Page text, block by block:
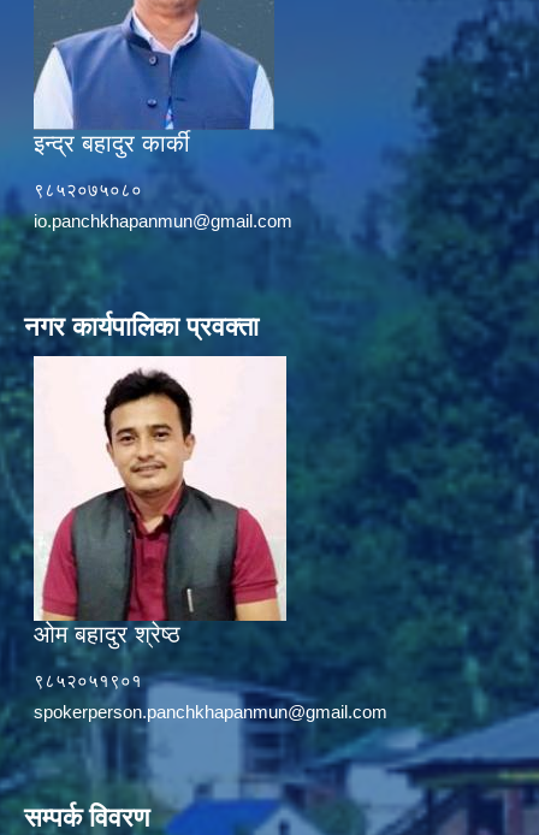
इन्द्र बहादुर कार्की
९८५२०७५०८०
io.panchkhapanmun@gmail.com
नगर कार्यपालिका प्रवक्ता
ओम बहादुर श्रेष्ठ
९८५२०५१९०१
spokerperson.panchkhapanmun@gmail.com
सम्पर्क विवरण